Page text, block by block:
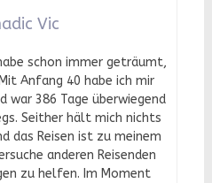
Vic
schon immer geträumt,
Anfang 40 habe ich mir
war 386 Tage überwiegend
Seither hält mich nichts
das Reisen ist zu meinem
anderen Reisenden
zu helfen. Im Moment